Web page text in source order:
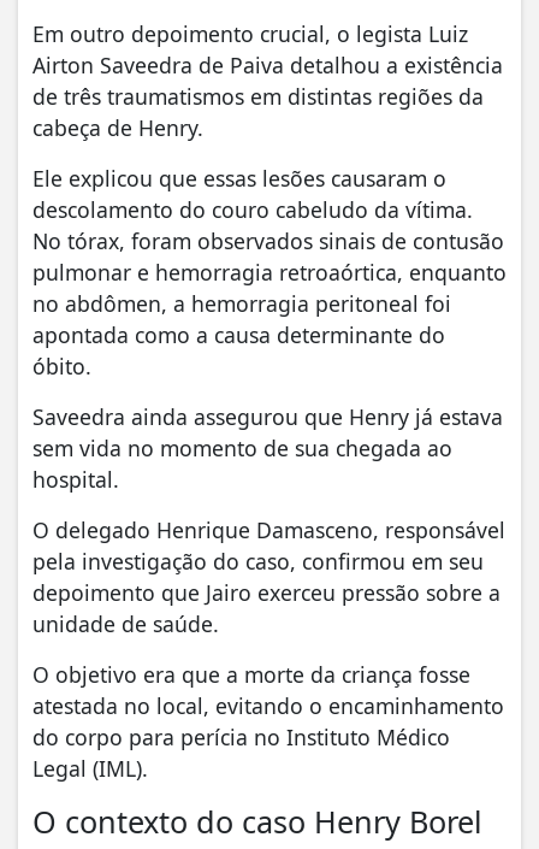
Em outro depoimento crucial, o legista Luiz
Airton Saveedra de Paiva detalhou a existência
de três traumatismos em distintas regiões da
cabeça de Henry.
Ele explicou que essas lesões causaram o
descolamento do couro cabeludo da vítima.
No tórax, foram observados sinais de contusão
pulmonar e hemorragia retroaórtica, enquanto
no abdômen, a hemorragia peritoneal foi
apontada como a causa determinante do
óbito.
Saveedra ainda assegurou que Henry já estava
sem vida no momento de sua chegada ao
hospital.
O delegado Henrique Damasceno, responsável
pela investigação do caso, confirmou em seu
depoimento que Jairo exerceu pressão sobre a
unidade de saúde.
O objetivo era que a morte da criança fosse
atestada no local, evitando o encaminhamento
do corpo para perícia no Instituto Médico
Legal (IML).
O contexto do caso Henry Borel